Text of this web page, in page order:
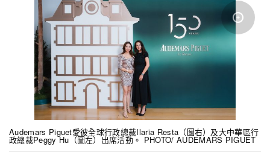
Audemars Piguet愛彼全球行政總裁Ilaria Resta（圖右）及大中華區行
政總裁Peggy Hu（圖左）出席活動。 PHOTO/ AUDEMARS PIGUET